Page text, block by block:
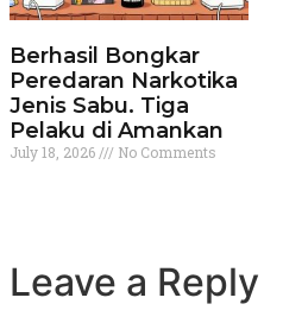
Berhasil Bongkar
Peredaran Narkotika
Jenis Sabu. Tiga
Pelaku di Amankan
July 18, 2026 No Comments
Leave a Reply